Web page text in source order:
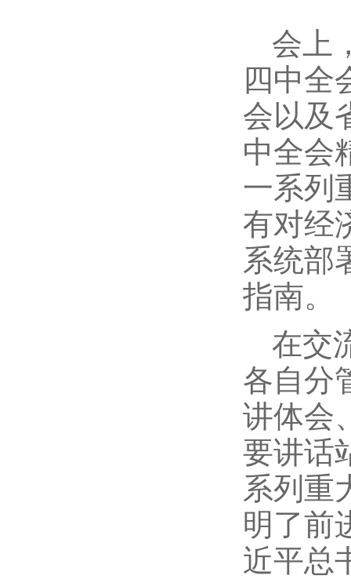
会上
四中全
会以及
中全会
一系列
有对经
系统部
指南。
在交
各自分
讲体会
要讲话
系列重
明了前
近平总